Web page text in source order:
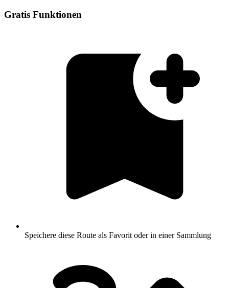
Gratis Funktionen
Speichere diese Route als Favorit oder in einer Sammlung